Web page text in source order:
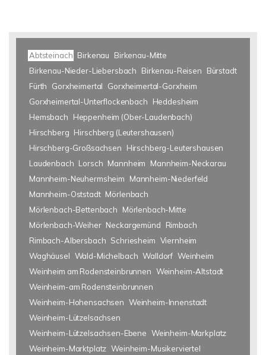
Abtsteinach Birkenau
Birkenau-Mitte
Birkenau-Nieder-Liebersbach
Birkenau-Reisen
Bürstadt
Fürth
Gorxheimertal
Gorxheimertal-Gorxheim
Gorxheimertal-Unterflockenbach
Heddesheim
Hemsbach
Heppenheim (Ober-Laudenbach)
Hirschberg Hirschberg (Leutershausen)
Hirschberg-Großsachsen
Hirschberg-Leutershausen
Laudenbach Lorsch Mannheim
Mannheim-Neckarau
Mannheim-Neuhermsheim
Mannheim-Niederfeld
Mannheim-Oststadt Mörlenbach
Mörlenbach-Bettenbach
Mörlenbach-Mitte
Mörlenbach-Weiher Neckargemünd
Rimbach
Rimbach-Albersbach Schriesheim Viernheim
Waghäusel Wald-Michelbach Walldorf Weinheim
Weinheim am Rodensteinbrunnen Weinheim-Altstadt
Weinheim-am Rodensteinbrunnen
Weinheim-Hohensachsen Weinheim-Innenstadt
Weinheim-Lützelsachsen
Weinheim-Lützelsachsen-Ebene Weinheim-Markplatz
Weinheim-Marktplatz Weinheim-Musikerviertel